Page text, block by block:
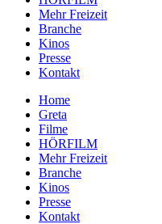
Mehr Freizeit
Branche
Kinos
Presse
Kontakt
Home
Greta
Filme
HÖRFILM
Mehr Freizeit
Branche
Kinos
Presse
Kontakt